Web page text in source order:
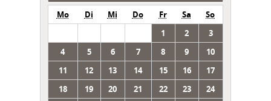
Mo Di Mi Do Fr Sa
So
1
2
3
4
5 6 7 8 9
10
11
12 13 14 15 16
17
18
19 20 21 22 23
24